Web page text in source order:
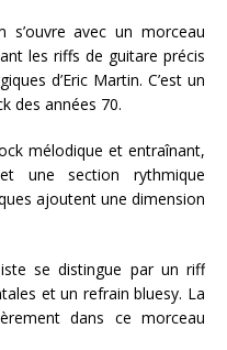
s’ouvre avec un morceau
les riffs de guitare précis
d’Eric Martin. C’est un
des années 70.
mélodique et entraînant,
une section rythmique
ajoutent une dimension
se distingue par un riff
et un refrain bluesy. La
dans ce morceau